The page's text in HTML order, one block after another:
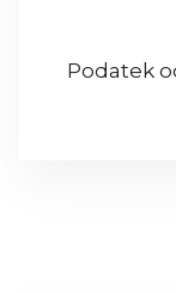
Podatek